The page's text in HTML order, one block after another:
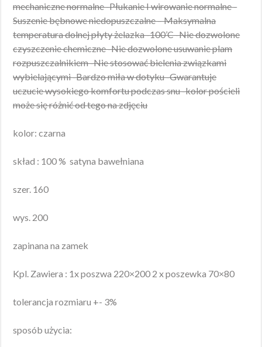
mechaniczne normalne -Płukanie I wirowanie normalne -
Suszenie bębnowe niedopuszczalne – Maksymalna
temperatura dolnej płyty żelazka -100’C -Nie dozwolone
czyszczenie chemiczne -Nie dozwolone usuwanie plam
rozpuszczalnikiem -Nie stosować bielenia związkami
wybielającymi -Bardzo miła w dotyku -Gwarantuje
uczucie wysokiego komfortu podczas snu -kolor pościeli
może się różnić od tego na zdjęciu
kolor: czarna
skład : 100 % satyna bawełniana
szer. 160
wys. 200
zapinana na zamek
Kpl. Zawiera : 1x poszwa 220×200 2 x poszewka 70×80
tolerancja rozmiaru +- 3%
sposób użycia: